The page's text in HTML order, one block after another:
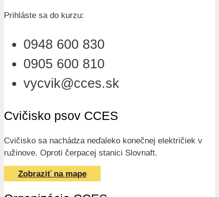
Prihláste sa do kurzu:
0948 600 830
0905 600 810
vycvik@cces.sk
Cvičisko psov CCES
Cvičisko sa nachádza neďaleko konečnej električiek v
ružinove. Oproti čerpacej stanici Slovnaft.
Zobraziť na mape